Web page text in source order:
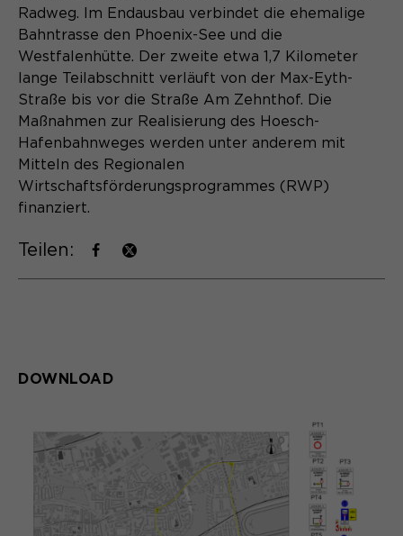
Name cookie_optin
Anbieter
Laufzeit 1 Monat
Zweck
Speichert den Zustimmungsstatus des
Benutzers für Cookies auf der
aktuellen Domäne.
Radweg. Im Endausbau verbindet die ehemalige
Bahntrasse den Phoenix-See und die
Westfalenhütte. Der zweite etwa 1,7 Kilometer
lange Teilabschnitt verläuft von der Max-Eyth-
Straße bis vor die Straße Am Zehnthof. Die
Maßnahmen zur Realisierung des Hoesch-
Hafenbahnweges werden unter anderem mit
Mitteln des Regionalen
Wirtschaftsförderungsprogrammes (RWP)
finanziert.
Teilen:
DOWNLOAD